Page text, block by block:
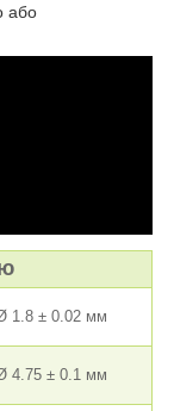
або
1.8 ± 0.02 мм
4.75 ± 0.1 мм